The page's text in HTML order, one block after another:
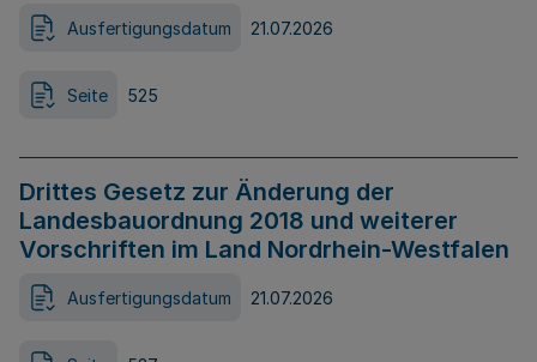
Ausfertigungsdatum 21.07.2026
Seite 525
Drittes Gesetz zur Änderung der
Landesbauordnung 2018 und weiterer
Vorschriften im Land Nordrhein-Westfalen
Ausfertigungsdatum 21.07.2026